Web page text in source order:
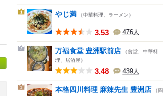
1 やじ満 （中華料理、ラーメン）
3.53 476人
2 万福食堂 豊洲駅前店 （食堂、中華料
理、居酒屋）
3.48 439人
3 本格四川料理 麻辣先生 豊洲店 （四